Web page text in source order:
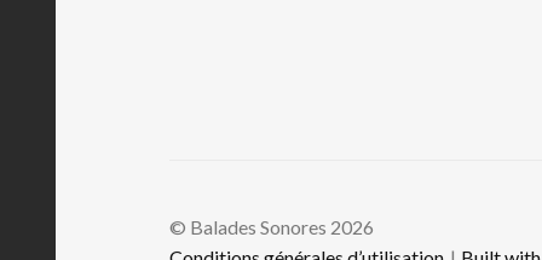
© Balades Sonores 2026